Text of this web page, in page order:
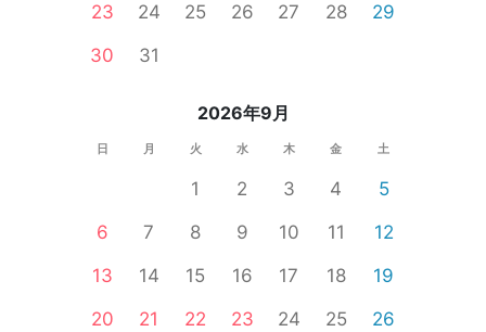
23
24 25 26 27 28
29
30
31
2026年9月
日 月 火 水 木 金 土
1 2 3 4
5
6
7 8 9 10 11
12
13
14 15 16 17 18
19
20
21 22 23 24 25
26